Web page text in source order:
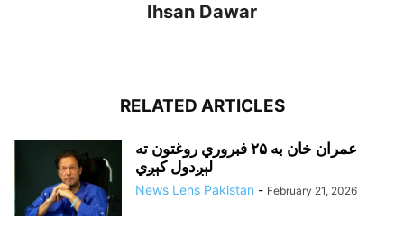
Ihsan Dawar
RELATED ARTICLES
عمران خان به ۲۵ فبروري روغتون ته
لېږدول کېږي
News Lens Pakistan - February 21, 2026